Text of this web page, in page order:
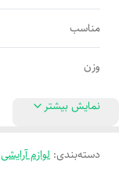
مناسب
وزن
نمایش بیشتر
دسته‌بندی: لوازم آرایشی